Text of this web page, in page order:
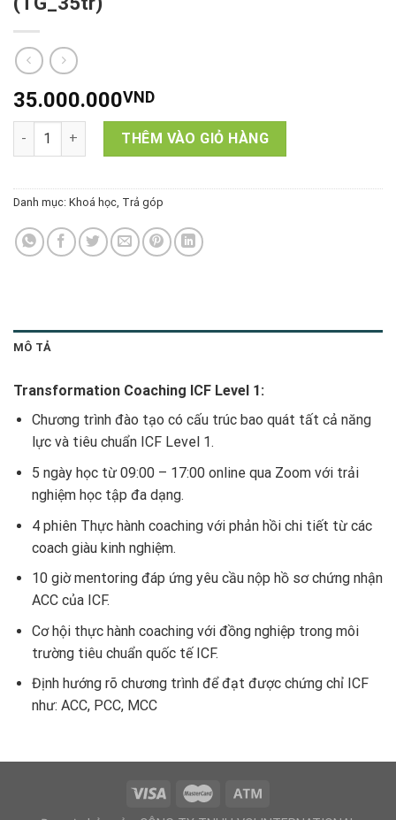
35.000.000VND
Transformation Coaching - ICF Level 1 (TG_35tr) số lượng
THÊM VÀO GIỎ HÀNG
Danh mục: Khoá học, Trả góp
MÔ TẢ
Transformation Coaching ICF Level 1:
Chương trình đào tạo có cấu trúc bao quát tất cả năng
lực và tiêu chuẩn ICF Level 1.
5 ngày học từ 09:00 – 17:00 online qua Zoom với trải
nghiệm học tập đa dạng.
4 phiên Thực hành coaching với phản hồi chi tiết từ các
coach giàu kinh nghiệm.
10 giờ mentoring đáp ứng yêu cầu nộp hồ sơ chứng nhận
ACC của ICF.
Cơ hội thực hành coaching với đồng nghiệp trong môi
trường tiêu chuẩn quốc tế ICF.
Định hướng rõ chương trình để đạt được chứng chỉ ICF
như: ACC, PCC, MCC